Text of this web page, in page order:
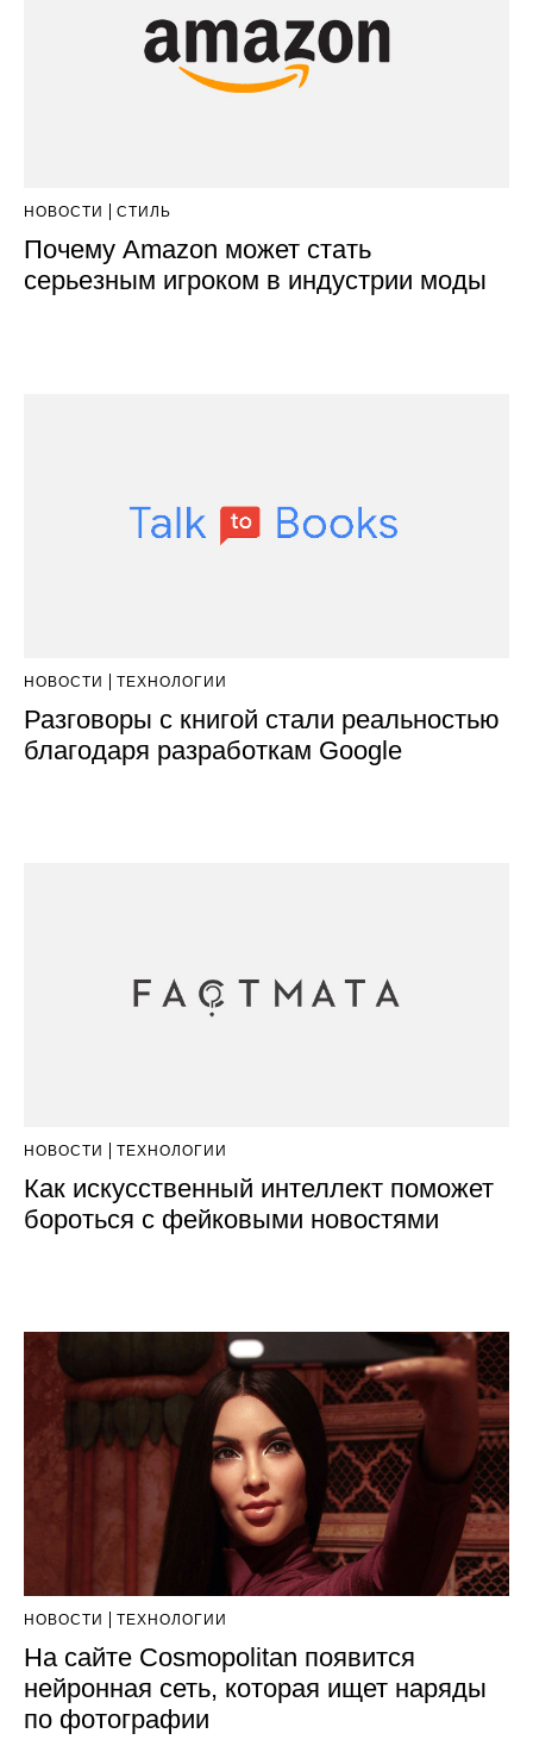
НОВОСТИ СТИЛЬ
Почему Amazon может стать
серьезным игроком в индустрии моды
НОВОСТИ ТЕХНОЛОГИИ
Разговоры с книгой стали реальностью
благодаря разработкам Google
НОВОСТИ ТЕХНОЛОГИИ
Как искусственный интеллект поможет
бороться с фейковыми новостями
НОВОСТИ ТЕХНОЛОГИИ
На сайте Cosmopolitan появится
нейронная сеть, которая ищет наряды
по фотографии